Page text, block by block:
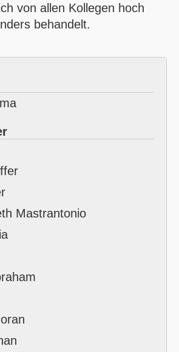
von allen Kollegen hoch
behandelt.
Mastrantonio